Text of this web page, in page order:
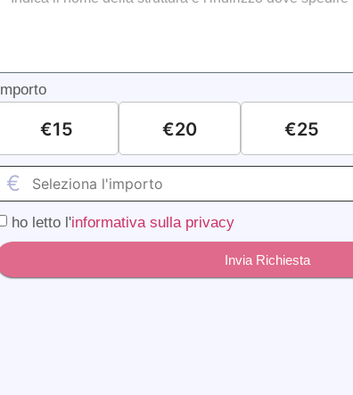
Importo
€15 €20 €25
€
ho letto l'informativa sulla privacy
Invia Richiesta